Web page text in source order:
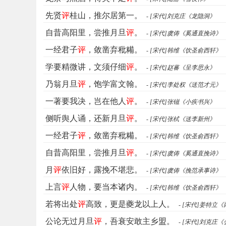
先贤评桂山，推尔居第一。 - [宋代]刘克庄《龙隐洞》
自昔高阳里，尝推月旦评。 - [宋代]虞俦《奚通直挽诗》
一经君子评 ，敛凿弃秕糒。 - [宋代]韩维《饮圣俞西轩》
学要精微讲，文须仔细评。 - [宋代]赵蕃《呈李思永》
乃翁月旦评 ，饱学富文翰。 - [宋代]李处权《送范才元》
一著要我决，岂在他人 评。 - [宋代]张镃《小疾书兴》
侧听舆人诵，还新月旦评。 - [宋代]张栻《送李新州》
一经君子评 ，敛凿弃秕糒。 - [宋代]韩维《饮圣俞西轩》
自昔高阳里，尝推月旦评。 - [宋代]虞俦《奚通直挽诗》
月 评依旧好，露挽不堪悲。 - [宋代]虞俦《挽范承事诗》
上言评 人物，要当本诸内。 - [宋代]韩维《饮圣俞西轩》
若将出处评高致，更是夔龙以上人。 - [宋代]姜特立《
公论无过月旦评 ，吾衰安敢主乡盟。 - [宋代]刘克庄《